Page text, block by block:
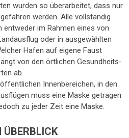
wurden so überarbeitet, dass nur
werden. Alle vollständig
im Rahmen eines von
oder in ausgewählten
Hafen auf eigene Faust
von den örtlichen Gesundheits-
ab.
Innenbereichen, in den
muss eine Maske getragen
zu jeder Zeit eine Maske.
ÜBERBLICK